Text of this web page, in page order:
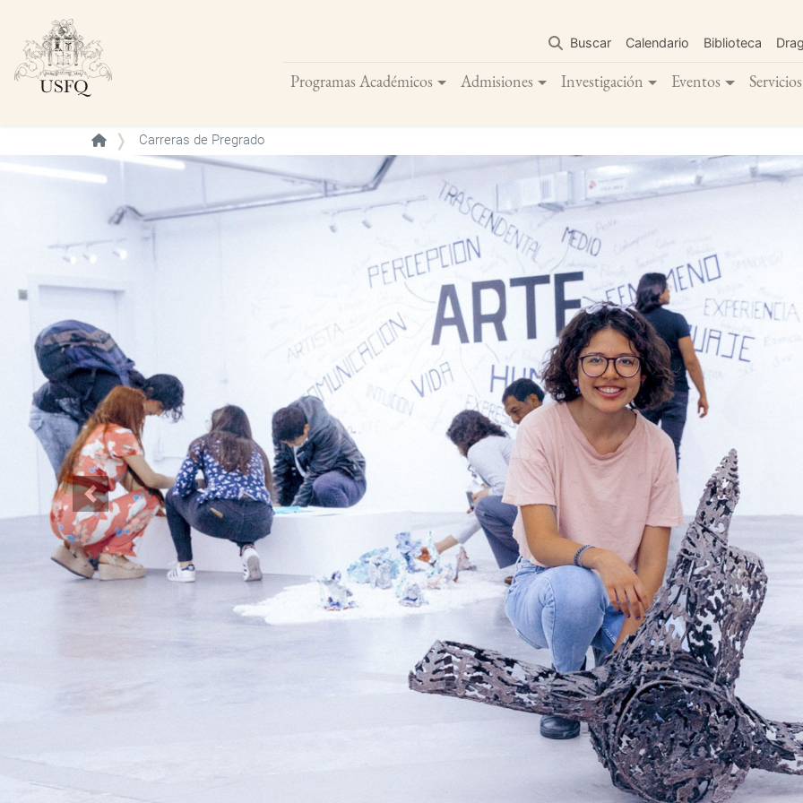
contenido
principal
Buscar Calendario Biblioteca
Programas Académicos Admisiones Investigación Eventos Servicios
Buscar
Carreras de Pregrado
Previous